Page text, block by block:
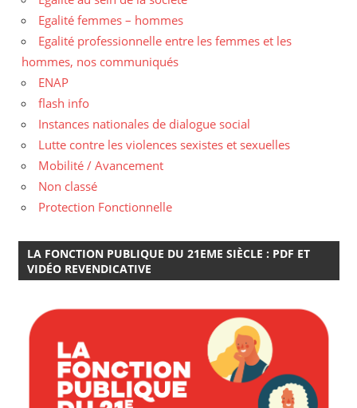
Egalité femmes – hommes
Egalité professionnelle entre les femmes et les
hommes, nos communiqués
ENAP
flash info
Instances nationales de dialogue social
Lutte contre les violences sexistes et sexuelles
Mobilité / Avancement
Non classé
Protection Fonctionnelle
LA FONCTION PUBLIQUE DU 21EME SIÈCLE : PDF ET
VIDÉO REVENDICATIVE